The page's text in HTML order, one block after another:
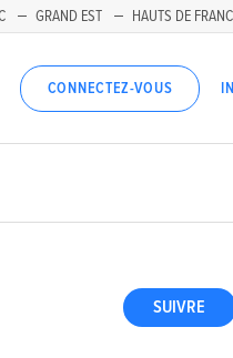
GRAND EST HAUTS DE
CONNECTEZ-VOUS
SUIVRE